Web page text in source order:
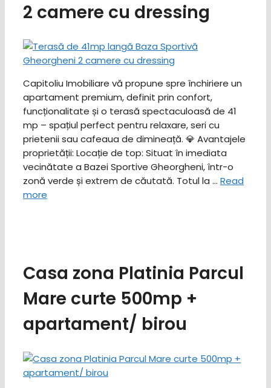
2 camere cu dressing
Capitoliu Imobiliare vă propune spre închiriere un
apartament premium, definit prin confort,
funcționalitate și o terasă spectaculoasă de 41
mp – spațiul perfect pentru relaxare, seri cu
prietenii sau cafeaua de dimineață. ​💎 Avantajele
proprietății: ​Locație de top: Situat în imediata
vecinătate a Bazei Sportive Gheorgheni, într-o
zonă verde și extrem de căutată. ​Totul la … Read
more
Casa zona Platinia Parcul
Mare curte 500mp +
apartament/ birou